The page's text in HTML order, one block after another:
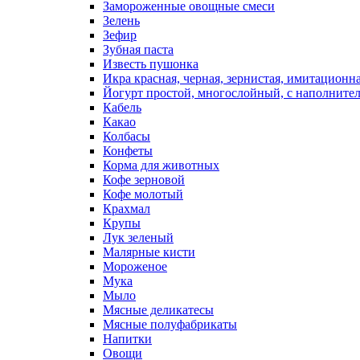
Замороженные овощные смеси
Зелень
Зефир
Зубная паста
Известь пушонка
Икра красная, черная, зернистая,
Йогурт простой, многослойный, с
Кабель
Какао
Колбасы
Конфеты
Корма для животных
Кофе зерновой
Кофе молотый
Крахмал
Крупы
Лук зеленый
Малярные кисти
Мороженое
Мука
Мыло
Мясные деликатесы
Мясные полуфабрикаты
Напитки
Овощи